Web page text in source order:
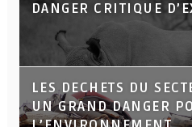
DANGER CRITIQUE
LES DECHETS DU
UN GRAND DANGER